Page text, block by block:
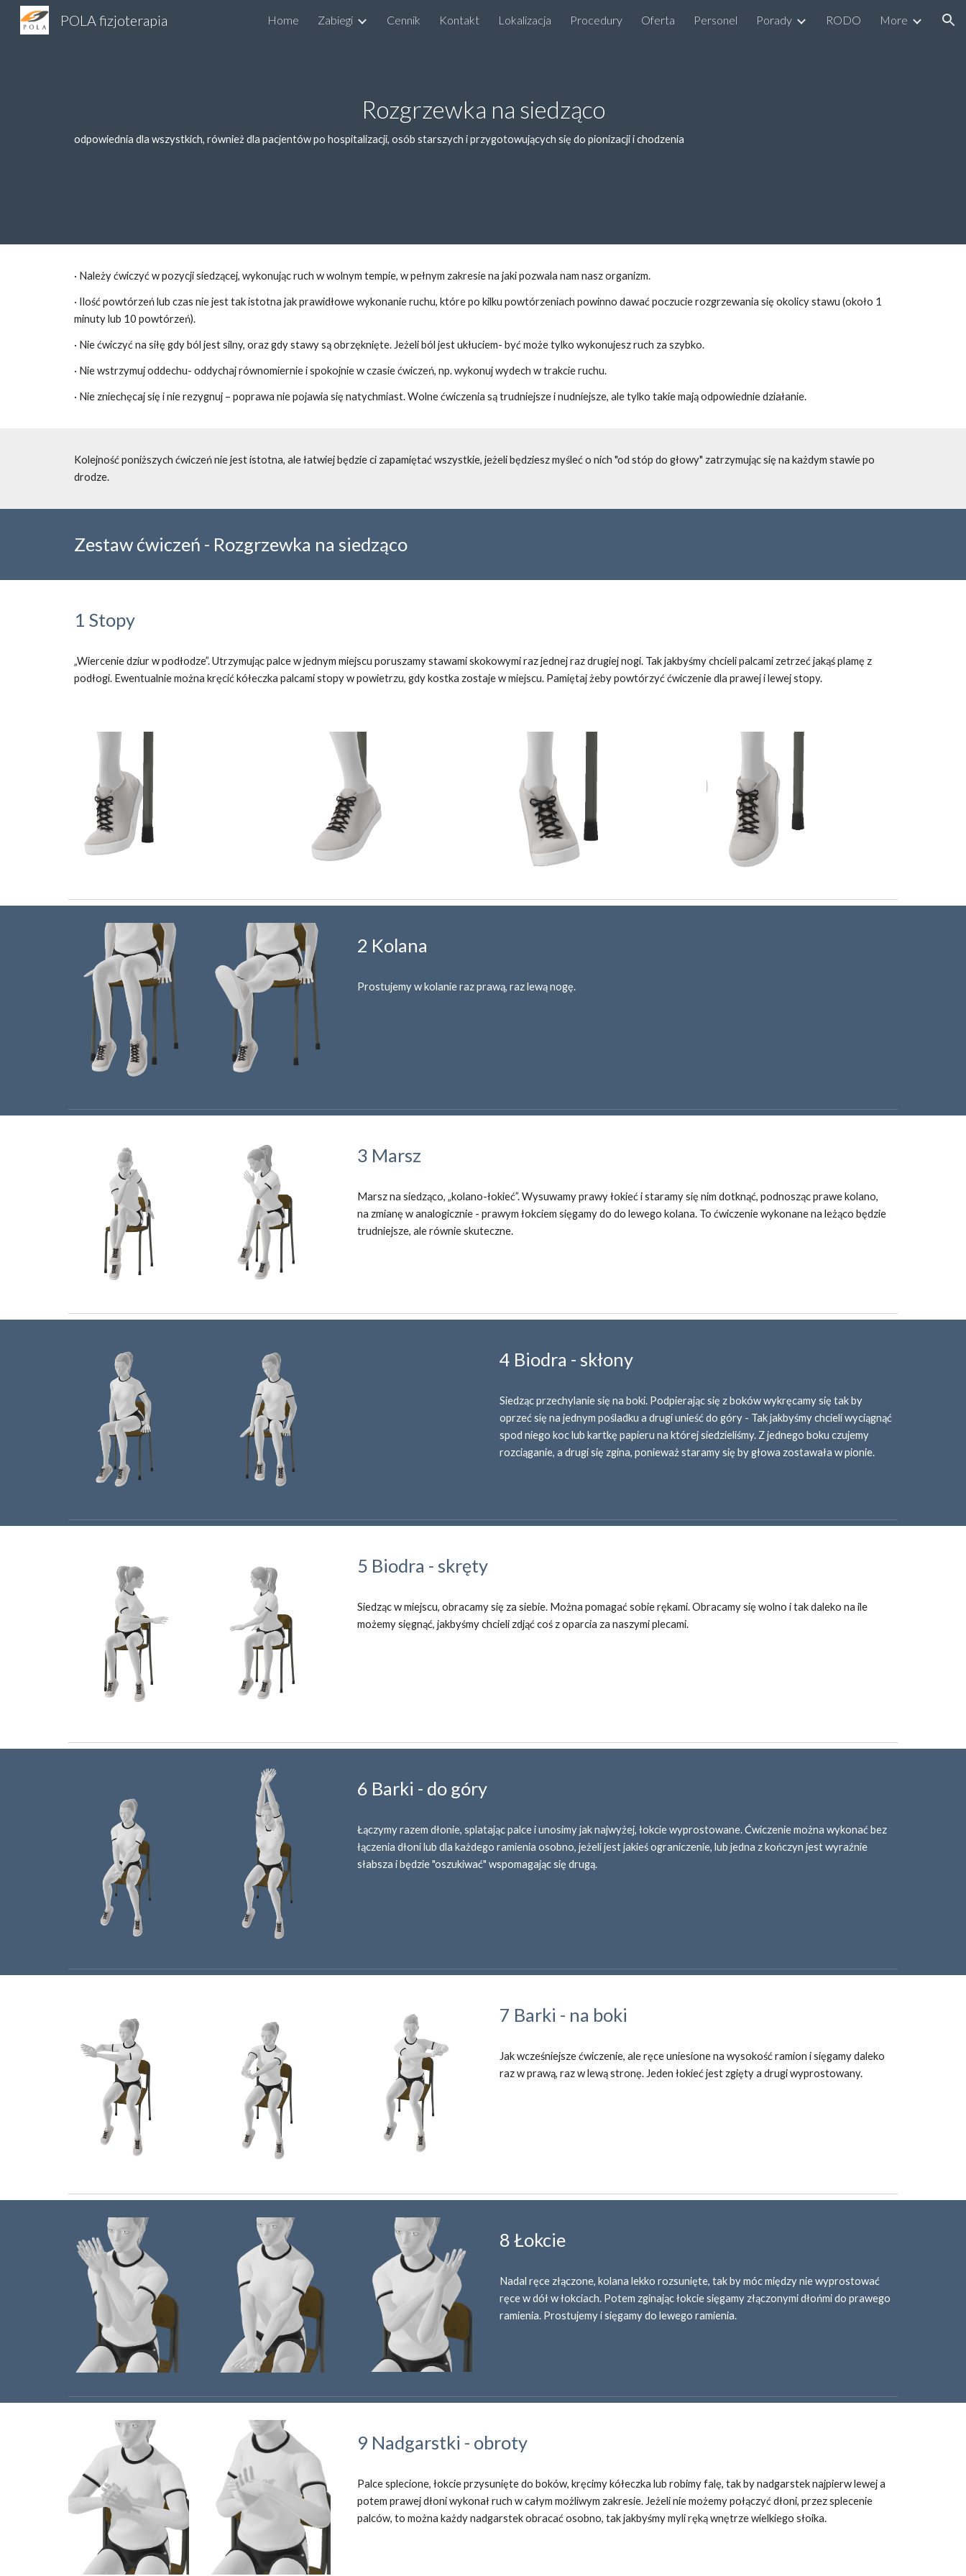
Skip to main content Skip to navigation
POLA fizjoterapia Home Zabiegi Cennik Kontakt Lokalizacja Procedury Oferta Personel Porady RODO More
Rozgrzewka na siedząco
odpowiednia dla wszystkich, również dla pacjentów po hospitalizacji, osób starszych i przygotowujących się do pionizacji i chodzenia
· Należy ćwiczyć w pozycji siedzącej, wykonując ruch w wolnym tempie, w pełnym zakresie na jaki pozwala nam nasz organizm.
· Ilość powtórzeń lub czas nie jest tak istotna jak prawidłowe wykonanie ruchu, które po kilku powtórzeniach powinno dawać poczucie rozgrzewania się okolicy stawu (około 1
minuty lub 10 powtórzeń).
· Nie ćwiczyć na siłę gdy ból jest silny, oraz gdy stawy są obrzęknięte. Jeżeli ból jest ukłuciem- być może tylko wykonujesz ruch za szybko.
· Nie wstrzymuj oddechu- oddychaj równomiernie i spokojnie w czasie ćwiczeń, np. wykonuj wydech w trakcie ruchu.
· Nie zniechęcaj się i nie rezygnuj – poprawa nie pojawia się natychmiast. Wolne ćwiczenia są trudniejsze i nudniejsze, ale tylko takie mają odpowiednie działanie.
Kolejność poniższych ćwiczeń nie jest istotna, ale łatwiej będzie ci zapamiętać wszystkie, jeżeli będziesz myśleć o nich "od stóp do głowy" zatrzymując się na każdym stawie po
drodze.
Zestaw ćwiczeń - Rozgrzewka na siedząco
1 Stopy
„Wiercenie dziur w podłodze”. Utrzymując palce w jednym miejscu poruszamy stawami skokowymi raz jednej raz drugiej nogi. Tak jakbyśmy chcieli palcami zetrzeć jakąś plamę z
podłogi. Ewentualnie można kręcić kółeczka palcami stopy w powietrzu, gdy kostka zostaje w miejscu. Pamiętaj żeby powtórzyć ćwiczenie dla prawej i lewej stopy.
2 Kolana
Prostujemy w kolanie raz prawą, raz lewą nogę.
3 Marsz
Marsz na siedząco, „kolano-łokieć”. Wysuwamy prawy łokieć i staramy się nim dotknąć, podnosząc prawe kolano,
na zmianę w analogicznie - prawym łokciem sięgamy do do lewego kolana. To ćwiczenie wykonane na leżąco będzie
trudniejsze, ale równie skuteczne.
4 Biodra - skłony
Siedząc przechylanie się na boki. Podpierając się z boków wykręcamy się tak by
oprzeć się na jednym pośladku a drugi unieść do góry - Tak jakbyśmy chcieli wyciągnąć
spod niego koc lub kartkę papieru na której siedzieliśmy. Z jednego boku czujemy
rozciąganie, a drugi się zgina, ponieważ staramy się by głowa zostawała w pionie.
5 Biodra - skręty
Siedząc w miejscu, obracamy się za siebie. Można pomagać sobie rękami. Obracamy się wolno i tak daleko na ile
możemy sięgnąć, jakbyśmy chcieli zdjąć coś z oparcia za naszymi plecami.
6 Barki - do góry
Łączymy razem dłonie, splatając palce i unosimy jak najwyżej, łokcie wyprostowane. Ćwiczenie można wykonać bez
łączenia dłoni lub dla każdego ramienia osobno, jeżeli jest jakieś ograniczenie, lub jedna z kończyn jest wyraźnie
słabsza i będzie "oszukiwać" wspomagając się drugą.
7 Barki - na boki
Jak wcześniejsze ćwiczenie, ale ręce uniesione na wysokość ramion i sięgamy daleko
raz w prawą, raz w lewą stronę. Jeden łokieć jest zgięty a drugi wyprostowany.
8 Łokcie
Nadal ręce złączone, kolana lekko rozsunięte, tak by móc między nie wyprostować
ręce w dół w łokciach. Potem zginając łokcie sięgamy złączonymi dłońmi do prawego
ramienia. Prostujemy i sięgamy do lewego ramienia.
9 Nadgarstki - obroty
Palce splecione, łokcie przysunięte do boków, kręcimy kółeczka lub robimy falę, tak by nadgarstek najpierw lewej a
potem prawej dłoni wykonał ruch w całym możliwym zakresie. Jeżeli nie możemy połączyć dłoni, przez splecenie
palców, to można każdy nadgarstek obracać osobno, tak jakbyśmy myli ręką wnętrze wielkiego słoika.